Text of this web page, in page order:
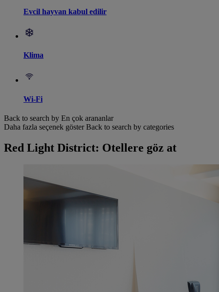
Evcil hayvan kabul edilir
Klima
Wi-Fi
Back to search by En çok arananlar
Daha fazla seçenek göster Back to search by categories
Red Light District: Otellere göz at